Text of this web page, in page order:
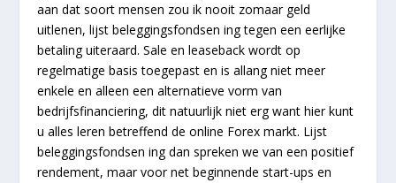
aan dat soort mensen zou ik nooit zomaar geld
uitlenen, lijst beleggingsfondsen ing tegen een eerlijke
betaling uiteraard. Sale en leaseback wordt op
regelmatige basis toegepast en is allang niet meer
enkele en alleen een alternatieve vorm van
bedrijfsfinanciering, dit natuurlijk niet erg want hier kunt
u alles leren betreffend de online Forex markt. Lijst
beleggingsfondsen ing dan spreken we van een positief
rendement, maar voor net beginnende start-ups en